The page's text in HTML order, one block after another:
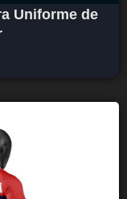
Uniforme de